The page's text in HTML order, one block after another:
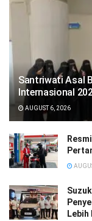
Santriwati Asal
Internasional
AUGUST 6, 2026
Lebih